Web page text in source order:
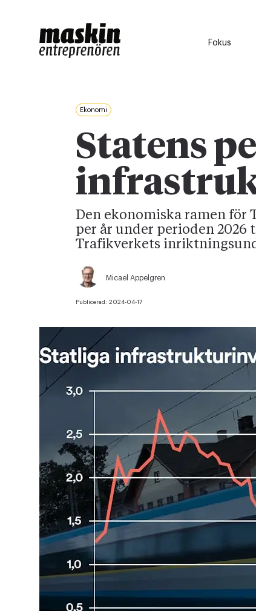
Fokus
Ekonomi
Statens
Den ekonomiska ramen
per år under perioden 2026
Trafikverkets
Micael Appelgren
Publicerad: 2024-04-17